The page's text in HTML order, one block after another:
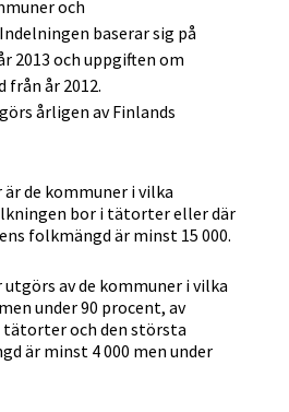
och
baserar sig på
2013 och uppgiften om
år 2012.
årligen av Finlands
de kommuner i vilka
bor i tätorter eller där
folkmängd är minst 15 000.
av de kommuner i vilka
under 90 procent, av
och den största
är minst 4 000 men under